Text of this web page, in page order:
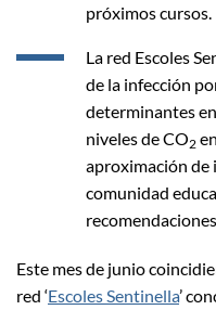
próximos cursos.
La red Escoles
de la infección
determinantes
niveles de CO2
aproximación de
comunidad
Este mes de junio
red ‘Escoles Sentinella’